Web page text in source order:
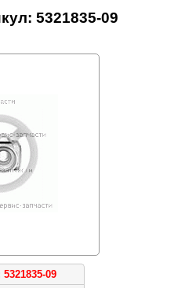
5321835-09
5321835-09